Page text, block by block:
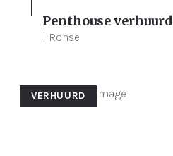
3 287,5 m²
Penthouse verhuurd
| Ronse
VERHUURD